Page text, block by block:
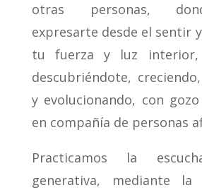
otras personas,
expresarte desde el sentir
tu fuerza y luz interior,
descubriéndote,
y evolucionando, con
en compañía de personas
Practicamos la
generativa, mediante